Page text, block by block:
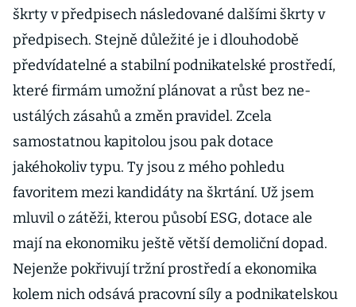
škrty v předpisech následované dalšími škrty v
předpisech. Stejně důležité je i dlouhodobě
předvídatelné a stabilní podnikatelské prostředí,
které firmám umožní plánovat a růst bez ne­
ustálých zásahů a změn pravidel. Zcela
samostatnou kapitolou jsou pak dotace
jakéhokoliv typu. Ty jsou z mého pohledu
favoritem mezi kandidáty na škrtání. Už jsem
mluvil o zátěži, kterou působí ESG, dotace ale
mají na ekonomiku ještě větší demoliční dopad.
Nejenže pokřivují tržní prostředí a ekonomika
kolem nich odsává pracovní síly a podnikatelskou